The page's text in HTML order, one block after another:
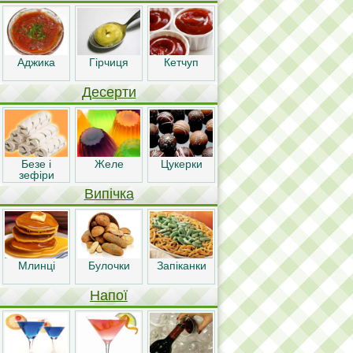
Аджика Гірчиця Кетчуп
Десерти
Безе і
зефіри
Желе Цукерки
Випічка
Млинці Булочки Запіканки
Напої